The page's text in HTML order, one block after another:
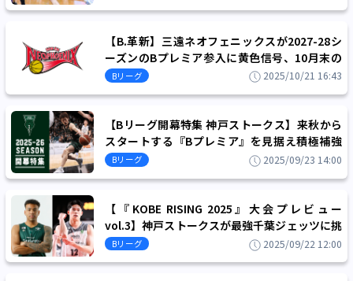
【B.革新】三遠ネオフェニックスが2027-28シ
ーズンのBプレミア参入に黄色信号、10月末の
臨時ライセンス判定理事会にて継続審議
Bリーグ 2025/10/21 16:43
【Bリーグ開幕特集 神戸ストークス】来秋から
スタートする『Bプレミア』を見据え積極補強
を敢行！B2優勝へまっしぐら!!
Bリーグ 2025/09/23 14:00
【『KOBE RISING 2025』大会プレビュー
vol.3】神戸ストークスが最強千葉ジェッツに挑
む！
Bリーグ 2025/09/22 12:00